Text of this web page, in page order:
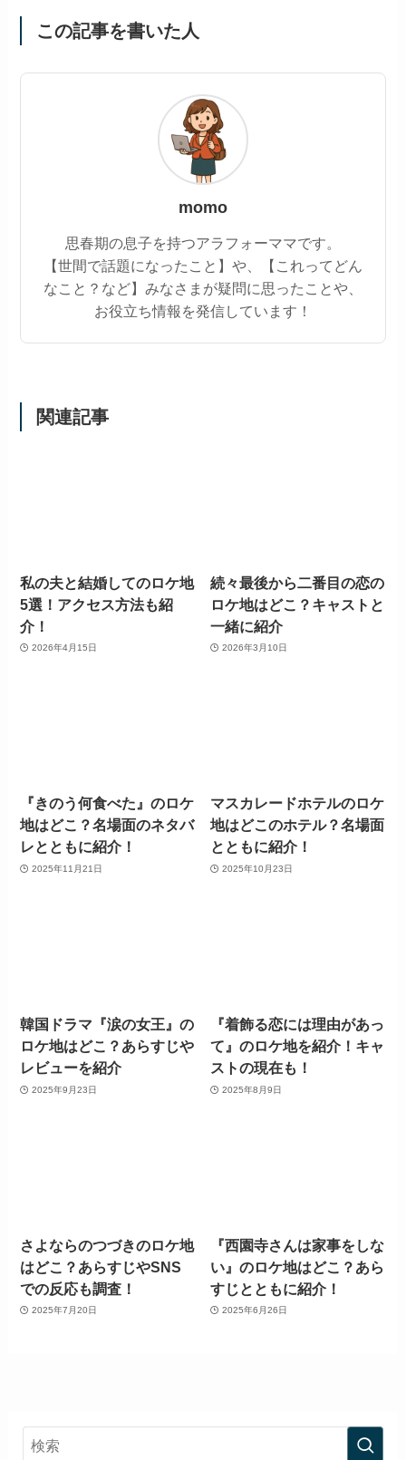
この記事を書いた人
momo
思春期の息子を持つアラフォーママです。
【世間で話題になったこと】や、【これってどん
なこと？など】みなさまが疑問に思ったことや、
お役立ち情報を発信しています！
関連記事
私の夫と結婚してのロケ地
5選！アクセス方法も紹
介！
2026年4月15日
続々最後から二番目の恋の
ロケ地はどこ？キャストと
一緒に紹介
2026年3月10日
『きのう何食べた』のロケ
地はどこ？名場面のネタバ
レとともに紹介！
2025年11月21日
マスカレードホテルのロケ
地はどこのホテル？名場面
とともに紹介！
2025年10月23日
韓国ドラマ『涙の女王』の
ロケ地はどこ？あらすじや
レビューを紹介
2025年9月23日
『着飾る恋には理由があっ
て』のロケ地を紹介！キャ
ストの現在も！
2025年8月9日
さよならのつづきのロケ地
はどこ？あらすじやSNS
での反応も調査！
2025年7月20日
『西園寺さんは家事をしな
い』のロケ地はどこ？あら
すじとともに紹介！
2025年6月26日